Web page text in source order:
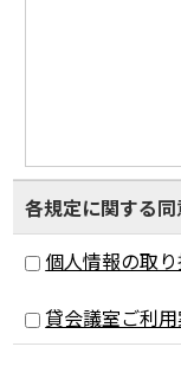
各規定に関する
個人情報の取
貸会議室ご利